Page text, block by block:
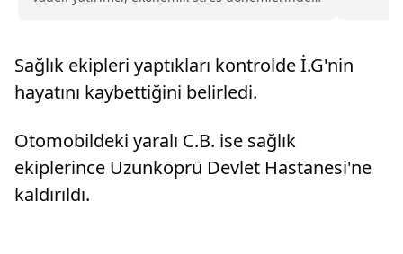
Sağlık ekipleri yaptıkları kontrolde İ.G'nin
hayatını kaybettiğini belirledi.
Otomobildeki yaralı C.B. ise sağlık
ekiplerince Uzunköprü Devlet Hastanesi'ne
kaldırıldı.